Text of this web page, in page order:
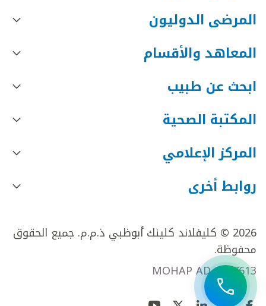
المرضى الدوليون
المعاهد والأقسام
ابحث عن طبيب
المكتبة الصحية
المركز الإعلامي
روابط أخرى
2026 © كليفلاند كلينك أبوظبي ذ.م.م. جميع الحقوق
محفوظة.
MOHAP AD FR27613